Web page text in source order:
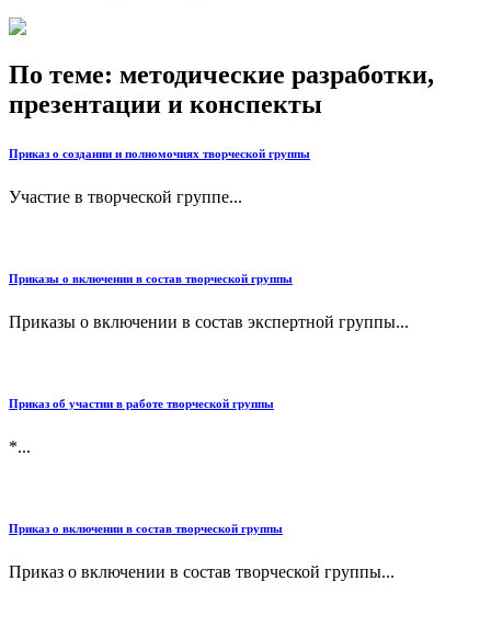
По теме: методические разработки,
презентации и конспекты
Приказ о создании и полномочиях творческой группы
Участие в творческой группе...
Приказы о включении в состав творческой группы
Приказы о включении в состав экспертной группы...
Приказ об участии в работе творческой группы
*...
Приказ о включении в состав творческой группы
Приказ о включении в состав творческой группы...